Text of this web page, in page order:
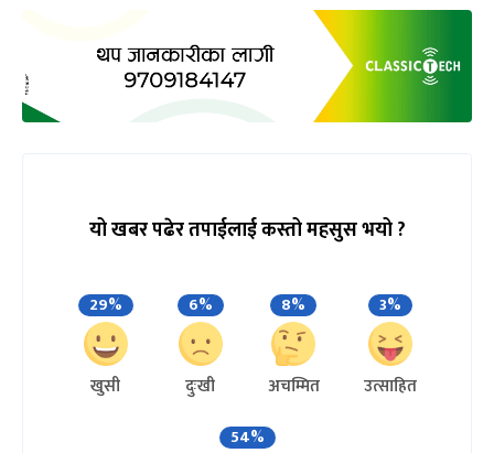
यो खबर पढेर तपाईलाई कस्तो महसुस भयो ?
29%
खुसी
6%
दुःखी
8%
अचम्मित
3%
उत्साहित
54%